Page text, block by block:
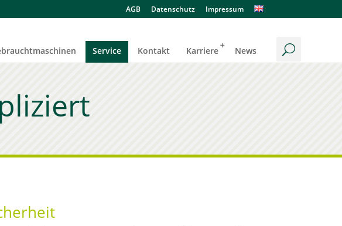
AGB Datenschutz Impressum
Service Kontakt Karriere News